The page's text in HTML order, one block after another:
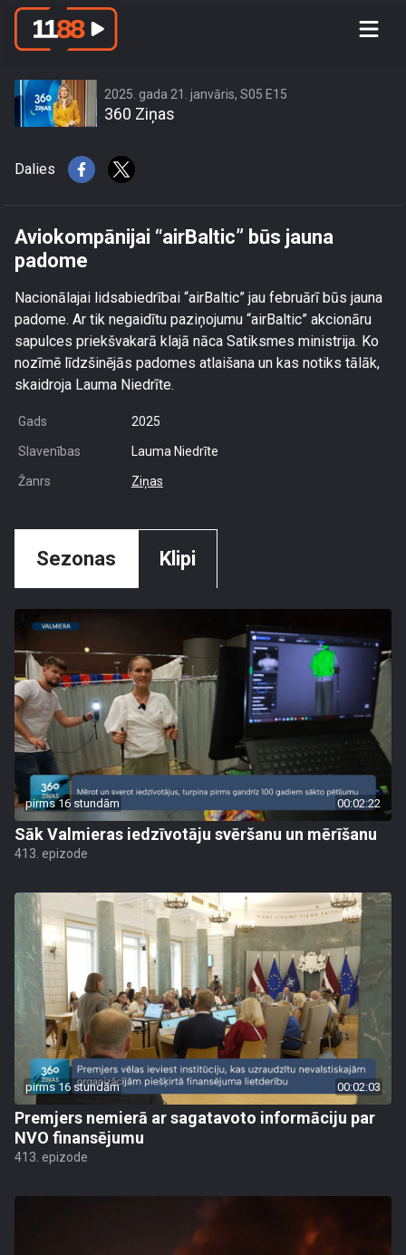
Aviokompānijai “airBaltic” būs jauna
2025. gada 21. janvāris, S05 E15
360 Ziņas
Dalies
Aviokompānijai “airBaltic” būs jauna
padome
Nacionālajai lidsabiedrībai “airBaltic” jau februārī būs jauna
padome. Ar tik negaidītu paziņojumu “airBaltic” akcionāru
sapulces priekšvakarā klajā nāca Satiksmes ministrija. Ko
nozīmē līdzšinējās padomes atlaišana un kas notiks tālāk,
skaidroja Lauma Niedrīte.
Gads 2025
Slavenības Lauma Niedrīte
Žanrs Ziņas
Sezonas Klipi
pirms 16 stundām 00:02:22
Sāk Valmieras iedzīvotāju svēršanu un mērīšanu
413. epizode
pirms 16 stundām 00:02:03
Premjers nemierā ar sagatavoto informāciju par
NVO finansējumu
413. epizode